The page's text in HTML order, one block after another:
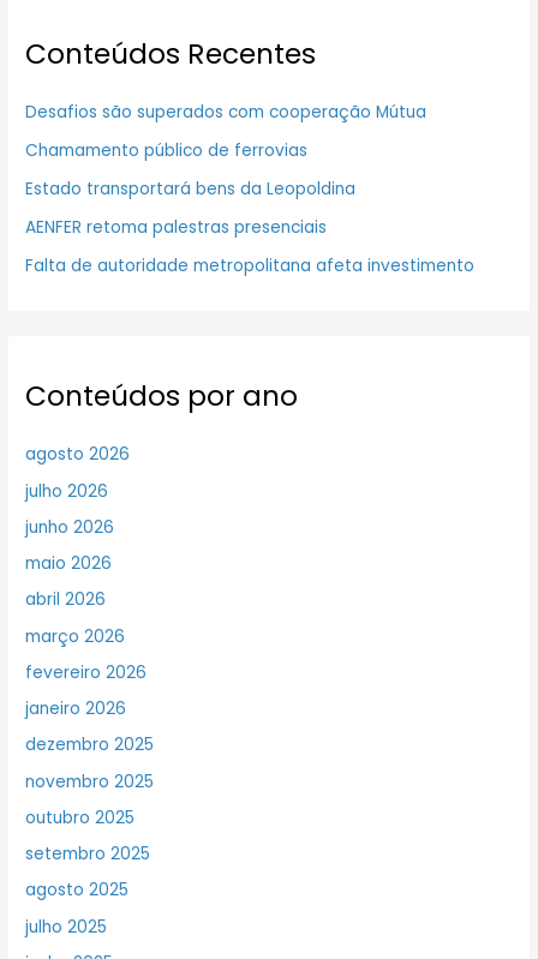
Conteúdos Recentes
Desafios são superados com cooperação Mútua
Chamamento público de ferrovias
Estado transportará bens da Leopoldina
AENFER retoma palestras presenciais
Falta de autoridade metropolitana afeta investimento
Conteúdos por ano
agosto 2026
julho 2026
junho 2026
maio 2026
abril 2026
março 2026
fevereiro 2026
janeiro 2026
dezembro 2025
novembro 2025
outubro 2025
setembro 2025
agosto 2025
julho 2025